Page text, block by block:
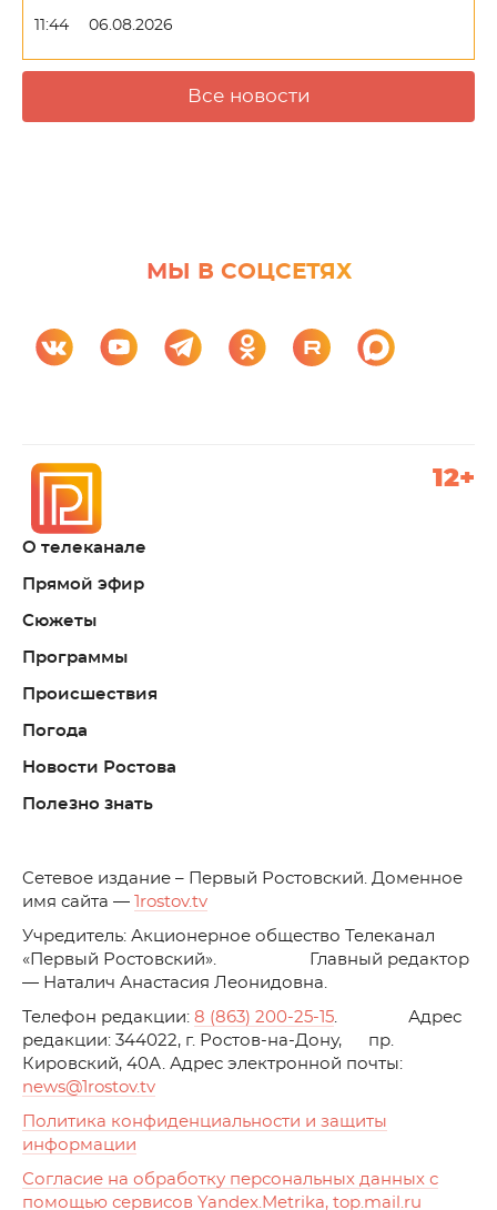
11:44 06.08.2026
Все новости
МЫ В СОЦСЕТЯХ
О телеканале
Прямой эфир
Сюжеты
Программы
Происшествия
Погода
Новости Ростова
Полезно знать
12+
Cетевое издание – Первый Ростовский. Доменное
имя сайта —
1rostov.tv
Учредитель: Акционерное общество Телеканал
«Первый Ростовский». Главный редактор
— Наталич Анастасия Леонидовна.
Телефон редакции: 8 (863) 200-25-15. Адрес
редакции: 344022, г. Ростов-на-Дону, пр.
Кировский, 40А. Адрес электронной почты:
news@1rostov.tv
Политика конфиденциальности и защиты
информации
Согласие на обработку персональных данных с
помощью сервисов Yandex.Metrika, top.mail.ru